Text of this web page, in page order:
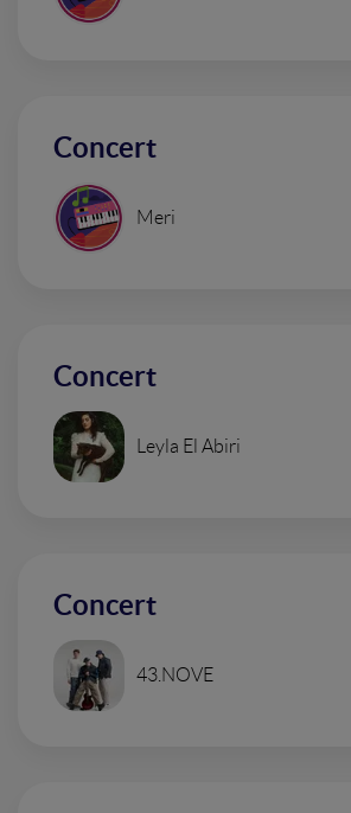
Concert
Meri
Concert
Leyla El Abiri
Concert
43.NOVE